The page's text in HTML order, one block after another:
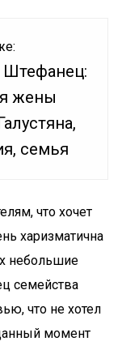
Штефанец:
жены
семья
что хочет
харизматична
небольшие
семейства
что не хотел
момент